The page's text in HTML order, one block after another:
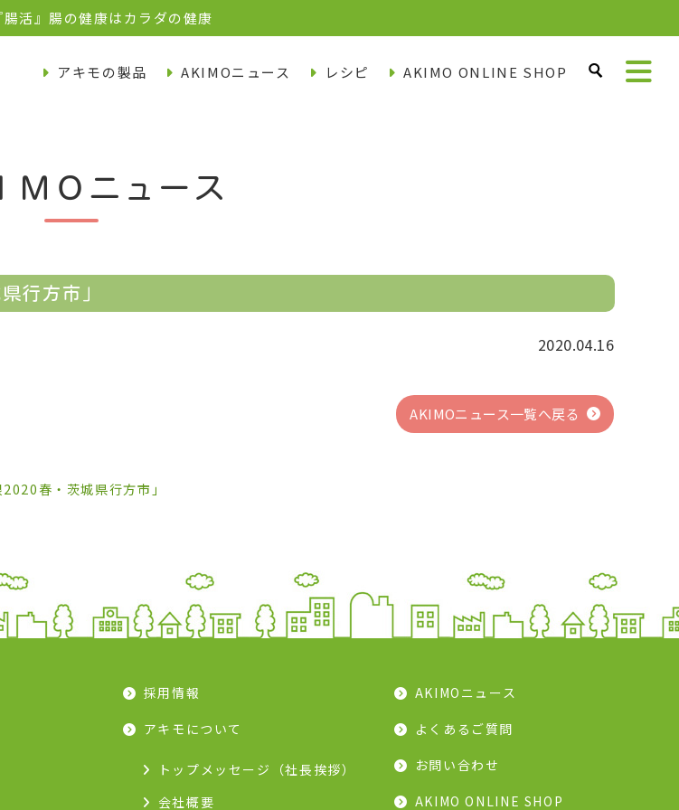
腸活』腸の健康はカラダの健康
アキモの製品 AKIMOニュース レシピ AKIMO ONLINE SHOP
ＭＯニュース
行方市」
2020.04.16
AKIMOニュース一覧へ戻る
春・茨城県行方市」
採用情報
アキモについて
トップメッセージ（社長挨拶）
会社概要
AKIMOニュース
よくあるご質問
お問い合わせ
AKIMO ONLINE SHOP